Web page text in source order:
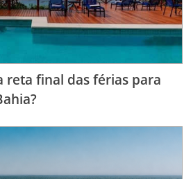
reta final das férias para